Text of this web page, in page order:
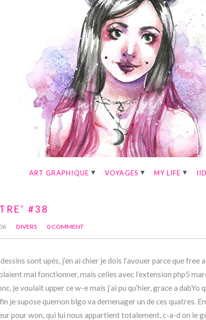
ART GRAPHIQUE VOYAGES MY LIFE IID
#38
DIVERS 0 COMMENT
sont upés, j’en ai chier je dois l’avouer parce que free
mal fonctionner, mais celles avec l’extension php5
je voulait upper ce w-e mais j’ai pu qu’hier, grace a dabYo
je supose quemon blgo va demenager un de ces quatres.
pour won, qui lui nous appartient totalement, c-a-d on le